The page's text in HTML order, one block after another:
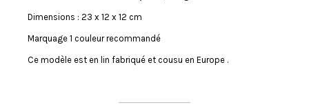
Dimensions : 23 x 12 x 12 cm
Marquage 1 couleur recommandé
Ce modèle est en lin fabriqué et cousu en Europe .